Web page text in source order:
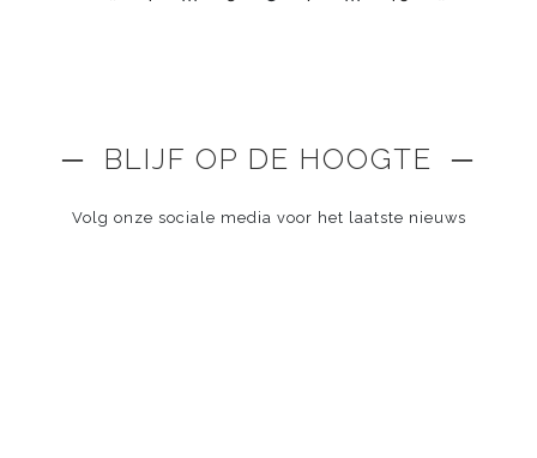
─ BLIJF OP DE HOOGTE ─
Volg onze sociale media voor het laatste nieuws